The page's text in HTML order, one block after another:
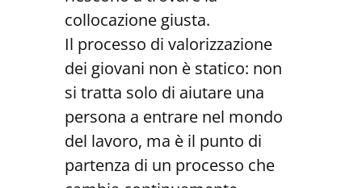
collocazione giusta.
Il processo di valorizzazione
dei giovani non è statico: non
si tratta solo di aiutare una
persona a entrare nel mondo
del lavoro, ma è il punto di
partenza di un processo che